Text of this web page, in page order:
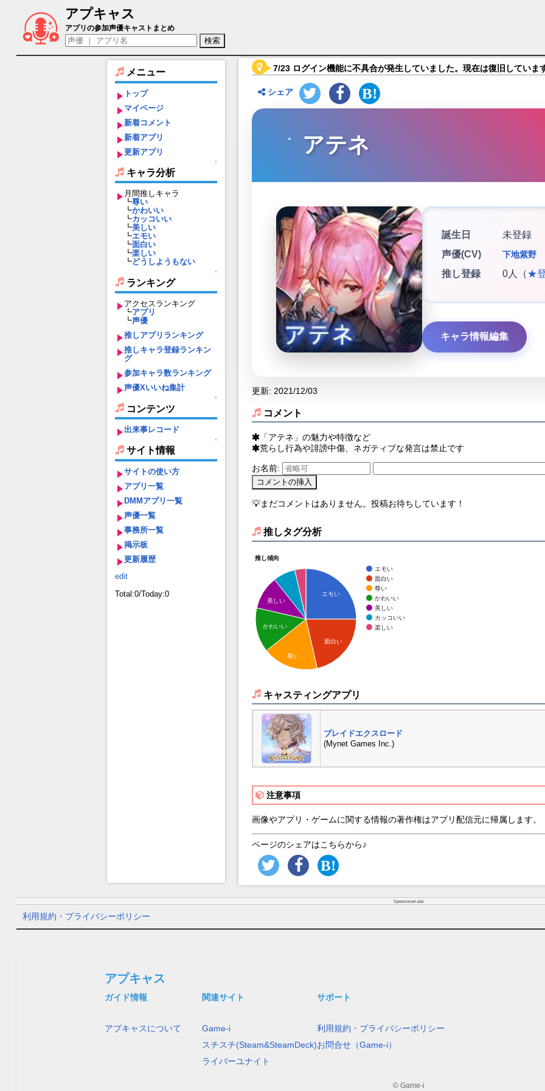
アプキャス
アテネ（声優：下地紫野)【ブレイドエクスロード】キャラ紹介
アプリの参加声優キャストまとめ
メニュー
トップ
マイページ
新着コメント
新着アプリ
更新アプリ
↑
キャラ分析
月間推しキャラ
┗尊い
┗かわいい
┗カッコいい
┗美しい
┗エモい
┗面白い
┗楽しい
┗どうしようもない
↑
ランキング
アクセスランキング
┗アプリ
┗声優
推しアプリランキング
推しキャラ登録ランキン
グ
参加キャラ数ランキング
声優Xいいね集計
↑
コンテンツ
出来事レコード
↑
サイト情報
サイトの使い方
アプリ一覧
DMMアプリ一覧
声優一覧
事務所一覧
掲示板
更新履歴
edit
Total:0/Today:0
7/23 ログイン機能に不具合が発生していました。現在は復旧していま
シェア
アテネ
誕生日
未登録
声優(CV)
下地紫野
推し登録 0人（★
キャラ情報編集
更新: 2021/12/03
コメント
「アテネ」の魅力や特徴など
荒らし行為や誹謗中傷、ネガティブな発言は禁止です
お名前:
💡まだコメントはありません。投稿お待ちしています！
推しタグ分析
推し傾向
エモい
面白い
尊い
かわいい
美しい
カッコいい
楽しい
エモい
面白い
美しい
かわいい
尊い
キャスティングアプリ
ブレイドエクスロード
(Mynet Games Inc.)
注意事項
画像やアプリ・ゲームに関する情報の著作権はアプリ配信元に帰属します。
ページのシェアはこちらから♪
Sponsored ads
利用規約・プライバシーポリシー
アプキャス
ガイド情報
アプキャスについて
関連サイト
Game-i
スチスチ(Steam&SteamDeck)
ライバーユナイト
サポート
利用規約・プライバシーポリシー
お問合せ（Game-i）
© Game-i